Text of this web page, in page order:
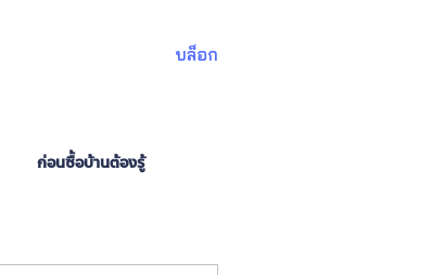
บล็อก
ก่อนซื้อบ้านต้องรู้